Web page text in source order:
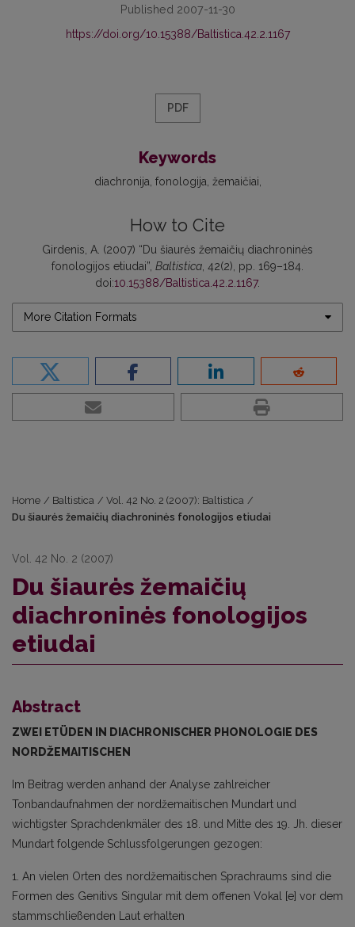
Published 2007-11-30
https://doi.org/10.15388/Baltistica.42.2.1167
PDF
Keywords
diachronija fonologija žemaičiai
How to Cite
Girdenis, A. (2007) “Du šiaurės žemaičių diachroninės
fonologijos etiudai”, Baltistica , 42(2), pp. 169–184.
doi:10.15388/Baltistica.42.2.1167.
More Citation Formats
Home / Baltistica / Vol. 42 No. 2 (2007): Baltistica /
Du šiaurės žemaičių diachroninės fonologijos etiudai
Vol. 42 No. 2 (2007)
Du šiaurės žemaičių
diachroninės fonologijos
etiudai
Abstract
ZWEI ETÜDEN IN DIACHRONISCHER PHONOLOGIE DES
NORDŽEMAITISCHEN
Im Beitrag werden anhand der Analyse zahlreicher
Tonbandaufnahmen der nordžemaitischen Mundart und
wichtigster Sprachdenkmäler des 18. und Mitte des 19. Jh. dieser
Mundart folgende Schlussfolgerungen gezogen:
1. An vielen Orten des nordžemaitischen Sprachraums sind die
Formen des Genitivs Singular mit dem offenen Vokal [e] vor dem
stammschließenden Laut erhalten